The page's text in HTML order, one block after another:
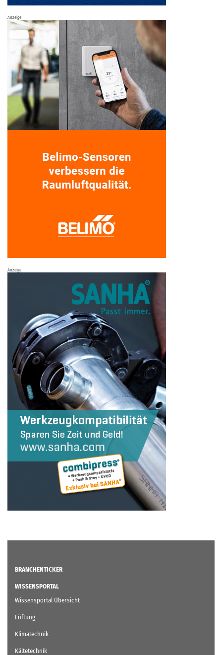
Anzeige
Anzeige
BRANCHENTICKER
WISSENSPORTAL
Wissensportal Übersicht
Lüftung
Klimatechnik
Kältetechnik